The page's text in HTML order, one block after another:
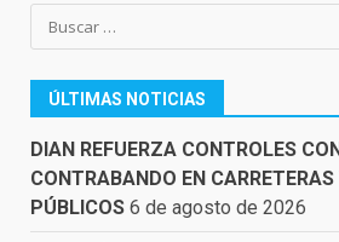
Buscar:
ÚLTIMAS NOTICIAS
DIAN REFUERZA CONTROLES
CONTRABANDO EN
PÚBLICOS 6 de agosto de 2026